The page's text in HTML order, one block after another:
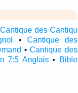
Cantique des Cantiqu
• Cantique des
•Cantique des
7:5 Anglais•
Bible